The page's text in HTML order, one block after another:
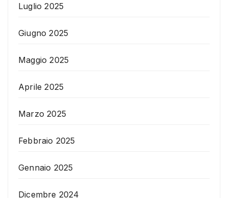
Luglio 2025
Giugno 2025
Maggio 2025
Aprile 2025
Marzo 2025
Febbraio 2025
Gennaio 2025
Dicembre 2024